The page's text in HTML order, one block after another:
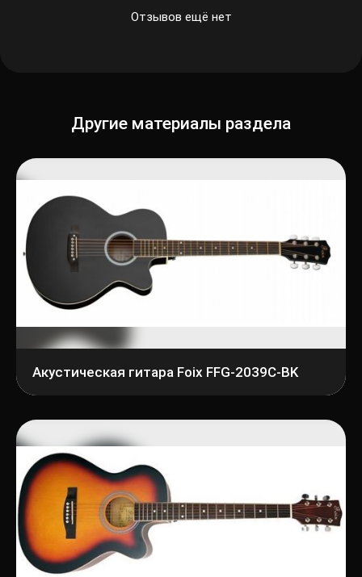
Отзывов ещё нет
Другие материалы раздела
Акустическая гитара Foix FFG-2039C-BK